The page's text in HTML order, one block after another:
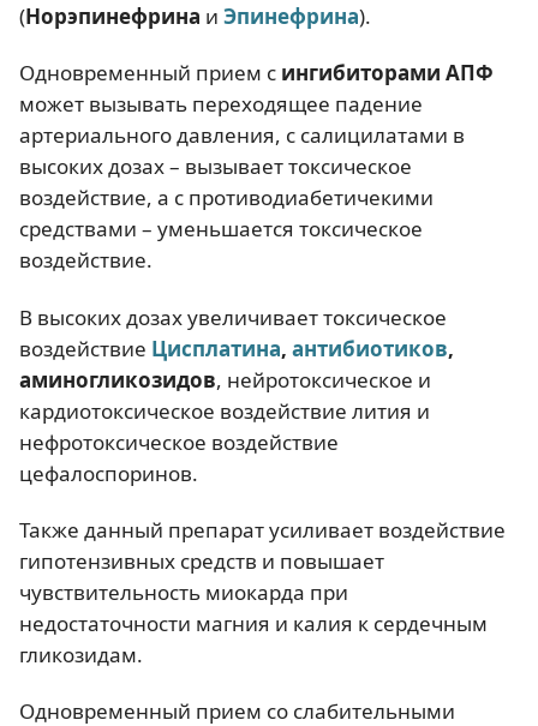
(Норэпинефрина и Эпинефрина).
Одновременный прием с ингибиторами АПФ
может вызывать переходящее падение
артериального давления, с салицилатами в
высоких дозах – вызывает токсическое
воздействие, а с противодиабетичекими
средствами – уменьшается токсическое
воздействие.
В высоких дозах увеличивает токсическое
воздействие Цисплатина, антибиотиков,
аминогликозидов, нейротоксическое и
кардиотоксическое воздействие лития и
нефротоксическое воздействие
цефалоспоринов.
Также данный препарат усиливает воздействие
гипотензивных средств и повышает
чувствительность миокарда при
недостаточности магния и калия к сердечным
гликозидам.
Одновременный прием со слабительными